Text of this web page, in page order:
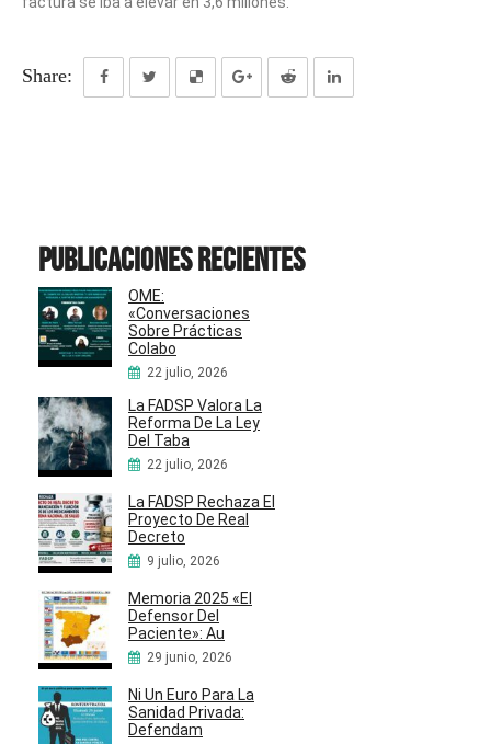
Share:
Publicaciones recientes
OME:
«Conversaciones
Sobre Prácticas
Colabo
22 julio, 2026
La FADSP Valora La
Reforma De La Ley
Del Taba
22 julio, 2026
La FADSP Rechaza El
Proyecto De Real
Decreto
9 julio, 2026
Memoria 2025 «El
Defensor Del
Paciente»: Au
29 junio, 2026
Ni Un Euro Para La
Sanidad Privada:
Defendam